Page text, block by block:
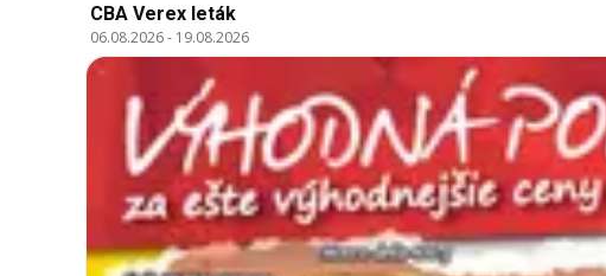
CBA Verex leták
06.08.2026- 19.08.2026